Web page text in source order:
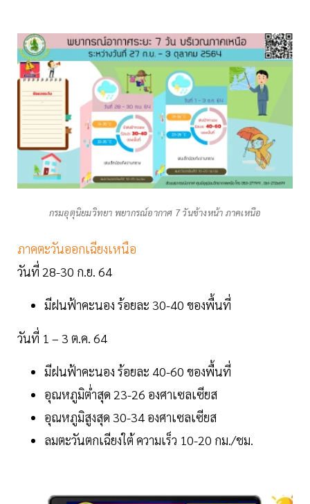
กรมอุตุนิยมวิทยา พยากรณ์อากาศ 7 วันข้างหน้า ภาคเหนือ
ภาคตะวันออกเฉียงเหนือ
วันที่ 28-30 ก.ย. 64
มีฝนฟ้าคะนอง ร้อยละ 30-40 ของพื้นที่
วันที่ 1 – 3 ต.ค. 64
มีฝนฟ้าคะนอง ร้อยละ 40-60 ของพื้นที่
อุณหภูมิต่ำสุด 23-26 องศาเซลเซียส
อุณหภูมิสูงสุด 30-34 องศาเซลเซียส
ลมตะวันตกเฉียงใต้ ความเร็ว 10-20 กม./ชม.